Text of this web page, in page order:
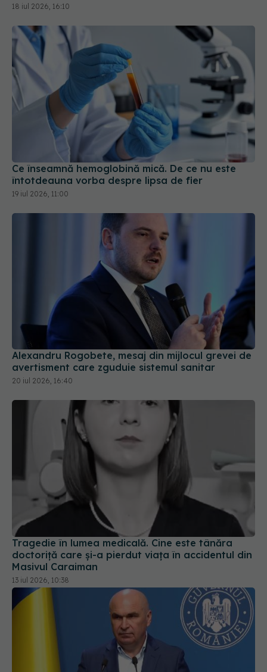
18 iul 2026, 16:10
Ce înseamnă hemoglobină mică. De ce nu este
întotdeauna vorba despre lipsa de fier
19 iul 2026, 11:00
Alexandru Rogobete, mesaj din mijlocul grevei de
avertisment care zguduie sistemul sanitar
20 iul 2026, 16:40
Tragedie în lumea medicală. Cine este tânăra
doctoriță care și-a pierdut viața în accidentul din
Masivul Caraiman
13 iul 2026, 10:38